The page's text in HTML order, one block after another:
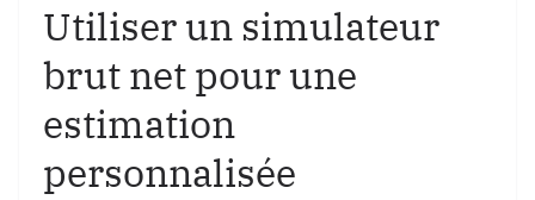
Utiliser un simulateur
brut net pour une
estimation
personnalisée